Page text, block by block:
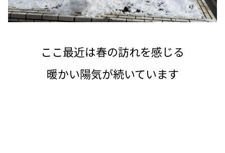
ここ最近は春の訪れを感じる
暖かい陽気が続いています